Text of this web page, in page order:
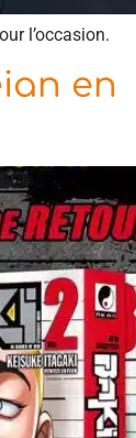
l’occasion.
en